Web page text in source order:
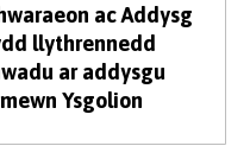
ac Addysg
llythrennedd
ar addysgu
Ysgolion